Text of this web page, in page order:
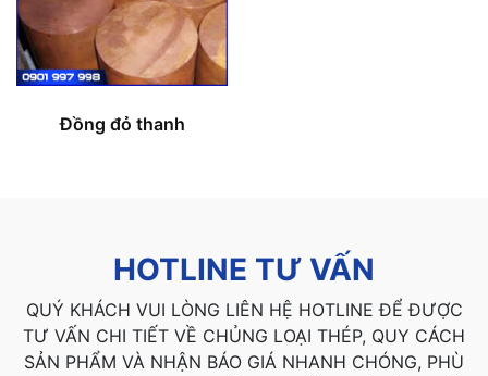
Đồng đỏ thanh
HOTLINE TƯ VẤN
QUÝ KHÁCH VUI LÒNG LIÊN HỆ HOTLINE ĐỂ ĐƯỢC
TƯ VẤN CHI TIẾT VỀ CHỦNG LOẠI THÉP, QUY CÁCH
SẢN PHẨM VÀ NHẬN BÁO GIÁ NHANH CHÓNG, PHÙ